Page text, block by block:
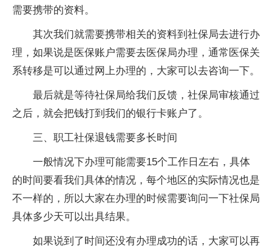
需要携带的资料。
其次我们就需要携带相关的资料到社保局去进行办
理，如果说是医保账户需要去医保局办理，通常医保关
系转移是可以通过网上办理的，大家可以去咨询一下。
最后就是等待社保局给我们反馈，社保局审核通过
之后，就会把钱打到我们的银行卡账户了。
三、职工社保退钱需要多长时间
一般情况下办理可能需要15个工作日左右，具体
的时间要看我们具体的情况，每个地区的实际情况也是
不一样的，所以大家在办理的时候需要询问一下社保局
具体多少天可以出具结果。
如果说到了时间还没有办理成功的话，大家可以再